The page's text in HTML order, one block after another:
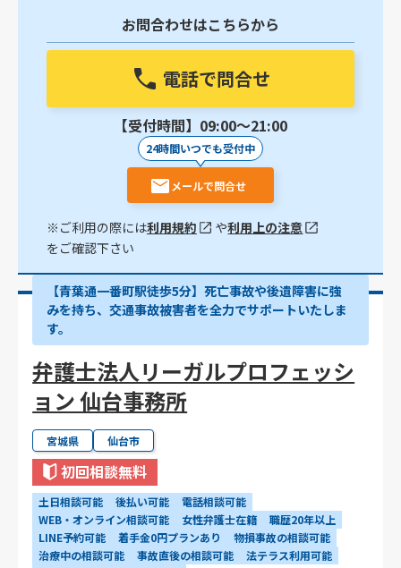
お問合わせはこちらから
電話で問合せ
【受付時間】09:00〜21:00
24時間いつでも受付中
メールで問合せ
※ご利用の際には利用規約 や利用上の注意
をご確認下さい
【青葉通一番町駅徒歩5分】死亡事故や後遺障害に強
みを持ち、交通事故被害者を全力でサポートいたしま
す。
弁護士法人リーガルプロフェッシ
ョン 仙台事務所
宮城県 仙台市
初回相談無料
土日相談可能 後払い可能
電話相談可能
WEB・オンライン相談可能
女性弁護士在籍
職歴20年以上
LINE予約可能
着手金0円プランあり
物損事故の相談可能
治療中の相談可能
事故直後の相談可能
法テラス利用可能